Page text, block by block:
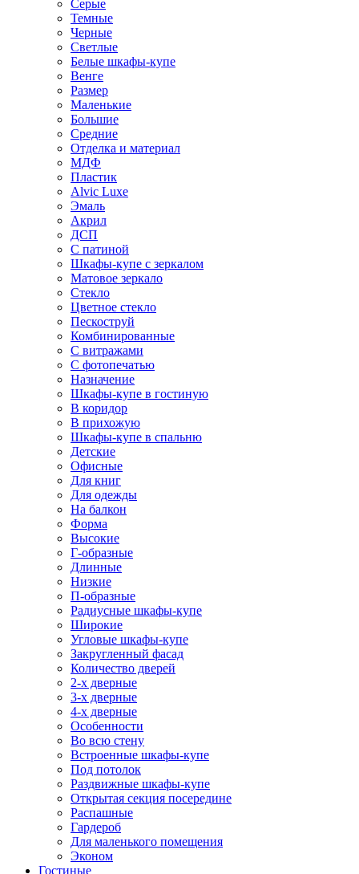
Серые
Темные
Черные
Светлые
Белые шкафы-купе
Венге
Размер
Маленькие
Большие
Средние
Отделка и материал
МДФ
Пластик
Alvic Luxe
Эмаль
Акрил
ДСП
С патиной
Шкафы-купе с зеркалом
Матовое зеркало
Стекло
Цветное стекло
Пескоструй
Комбинированные
С витражами
С фотопечатью
Назначение
Шкафы-купе в гостиную
В коридор
В прихожую
Шкафы-купе в спальню
Детские
Офисные
Для книг
Для одежды
На балкон
Форма
Высокие
Г-образные
Длинные
Низкие
П-образные
Радиусные шкафы-купе
Широкие
Угловые шкафы-купе
Закругленный фасад
Количество дверей
2-х дверные
3-х дверные
4-х дверные
Особенности
Во всю стену
Встроенные шкафы-купе
Под потолок
Раздвижные шкафы-купе
Открытая секция посередине
Распашные
Гардероб
Для маленького помещения
Эконом
Гостиные